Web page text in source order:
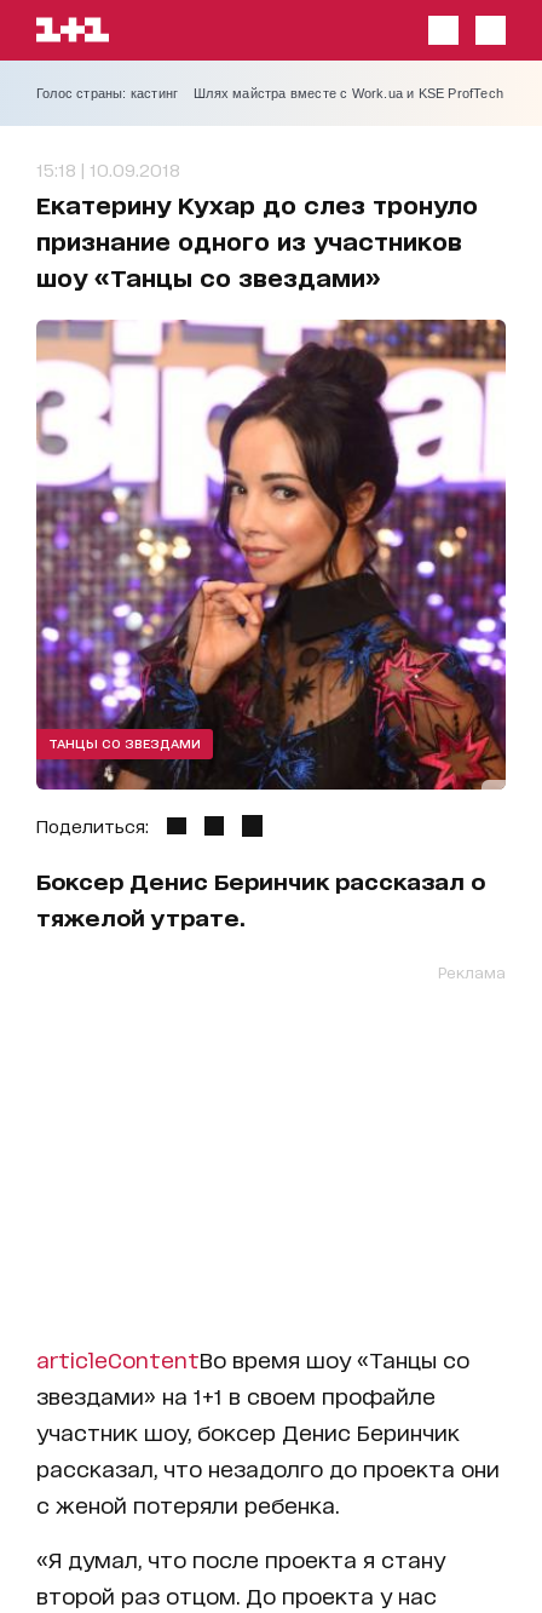
Голос страны: кастинг Шлях майстра вместе с Work.ua и KSE ProfTech
15:18 | 10.09.2018
Екатерину Кухар до слез тронуло
признание одного из участников
шоу «Танцы со звездами»
ТАНЦЫ СО ЗВЕЗДАМИ
Поделиться:
Боксер Денис Беринчик рассказал о
тяжелой утрате.
Реклама
articleContentВо время шоу «Танцы со
звездами» на 1+1 в своем профайле
участник шоу, боксер Денис Беринчик
рассказал, что незадолго до проекта они
с женой потеряли ребенка.
«Я думал, что после проекта я стану
второй раз отцом. До проекта у нас